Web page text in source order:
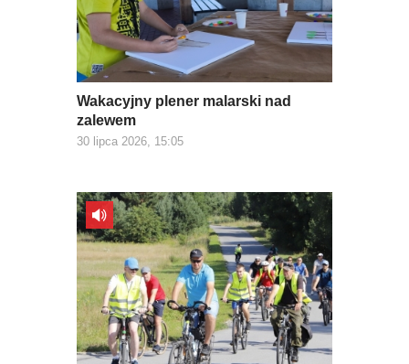
Wakacyjny plener malarski nad
zalewem
30 lipca 2026, 15:05